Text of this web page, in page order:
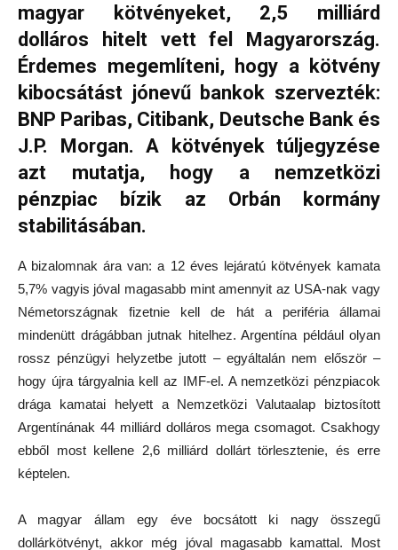
magyar kötvényeket, 2,5 milliárd
dolláros hitelt vett fel Magyarország.
Érdemes megemlíteni, hogy a kötvény
kibocsátást jónevű bankok szervezték:
BNP Paribas, Citibank, Deutsche Bank és
J.P. Morgan. A kötvények túljegyzése
azt mutatja, hogy a nemzetközi
pénzpiac bízik az Orbán kormány
stabilitásában.
A bizalomnak ára van: a 12 éves lejáratú kötvények kamata
5,7% vagyis jóval magasabb mint amennyit az USA-nak vagy
Németországnak fizetnie kell de hát a periféria államai
mindenütt drágábban jutnak hitelhez. Argentína például olyan
rossz pénzügyi helyzetbe jutott – egyáltalán nem először –
hogy újra tárgyalnia kell az IMF-el. A nemzetközi pénzpiacok
drága kamatai helyett a Nemzetközi Valutaalap biztosított
Argentínának 44 milliárd dolláros mega csomagot. Csakhogy
ebből most kellene 2,6 milliárd dollárt törlesztenie, és erre
képtelen.
A magyar állam egy éve bocsátott ki nagy összegű
dollárkötvényt, akkor még jóval magasabb kamattal. Most